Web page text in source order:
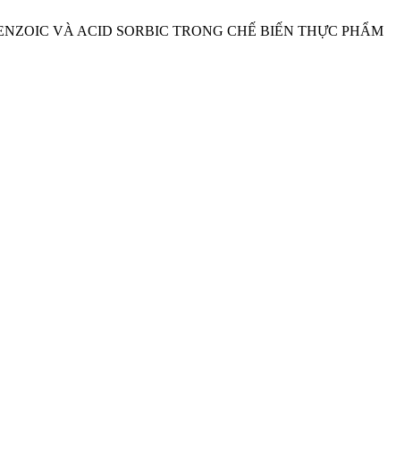
VÀ ACID SORBIC TRONG CHẾ BIẾN THỰC PHẨM